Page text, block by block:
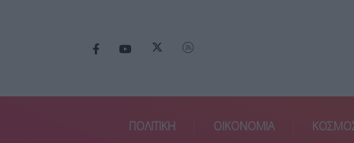
ΠΟΛΙΤΙΚΗ ΟΙΚΟΝΟΜΙΑ